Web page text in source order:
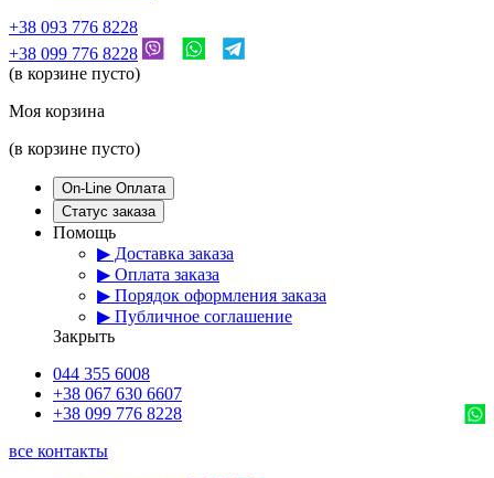
+38 093 776 8228
+38 099 776 8228
(в корзине пусто)
Моя корзина
(в корзине пусто)
On-Line Оплата
Статус заказа
Помощь
▶ Доставка заказа
▶ Оплата заказа
▶ Порядок оформления заказа
▶ Публичное соглашение
Закрыть
044 355 6008
+38 067 630 6607
+38 099 776 8228
все контакты